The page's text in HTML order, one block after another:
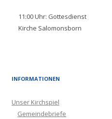
11:00Uhr: Gottesdienst
Kirche Salomonsborn
INFORMATIONEN
Unser Kirchspiel
Gemeindebriefe